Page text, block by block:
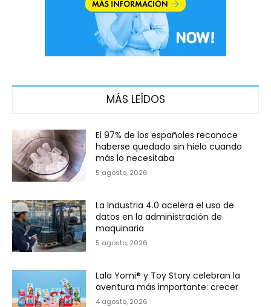
MÁS LEÍDOS
El 97% de los españoles reconoce
haberse quedado sin hielo cuando
más lo necesitaba
5 agosto, 2026
La Industria 4.0 acelera el uso de
datos en la administración de
maquinaria
5 agosto, 2026
Lala Yomi® y Toy Story celebran la
aventura más importante: crecer
4 agosto, 2026